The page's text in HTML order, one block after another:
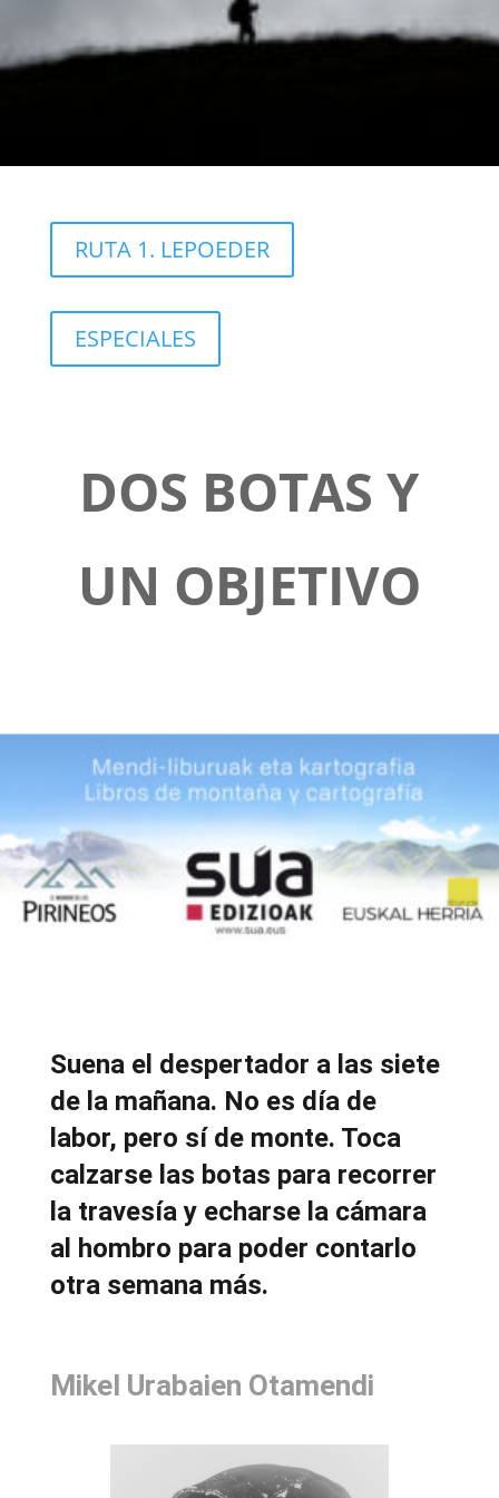
RUTA 1. LEPOEDER
ESPECIALES
DOS BOTAS Y
UN OBJETIVO
Suena el despertador a las siete
de la mañana. No es día de
labor, pero sí de monte. Toca
calzarse las botas para recorrer
la travesía y echarse la cámara
al hombro para poder contarlo
otra semana más.
Mikel Urabaien Otamendi